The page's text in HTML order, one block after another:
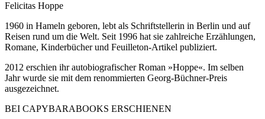
Felicitas Hoppe
1960 in Hameln geboren, lebt als Schriftstellerin in Berlin und auf
Reisen rund um die Welt. Seit 1996 hat sie zahlreiche Erzählungen,
Romane, Kinderbücher und Feuilleton-Artikel publiziert.
2012 erschien ihr autobiografischer Roman »Hoppe«. Im selben
Jahr wurde sie mit dem renommierten Georg-Büchner-Preis
ausgezeichnet.
BEI CAPYBARABOOKS ERSCHIENEN